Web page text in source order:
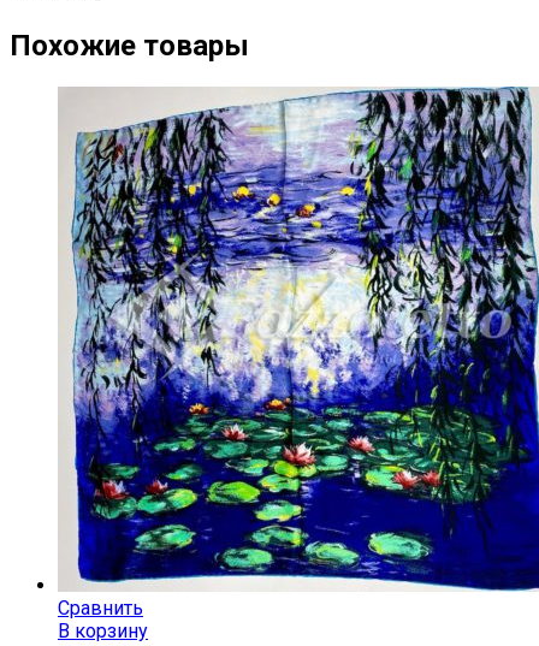
Похожие товары
Сравнить
В корзину